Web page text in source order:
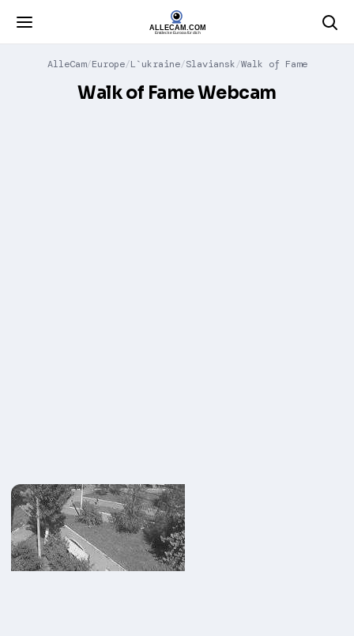
AlleCam Europe L`ukraine Slaviansk Walk of Fame
Walk of Fame Webcam